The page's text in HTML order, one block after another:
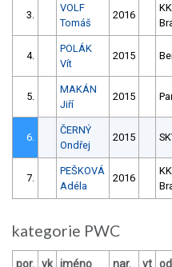
3.
VOLF
Tomáš
2016
KK
4.
POLÁK
Vít
2015
5.
MAKÁN
Jiří
2015
6.
ČERNÝ
Ondřej
2015
7.
PEŠKOVÁ
Adéla
2016
KK
kategorie PWC
por. vk jméno nar. vt